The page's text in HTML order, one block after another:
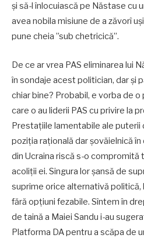
și să-l înlocuiască pe Năstase cu
avea nobila misiune de a zăvorî
pune cheia ”sub chetricică”.
De ce ar vrea PAS eliminarea lui
în sondaje acest politician, dar și
chiar bine? Probabil, e vorba de
care o au liderii PAS cu privire la
Prestațiile lamentabile ale puterii
poziția rațională dar șovăielnică
din Ucraina riscă s-o compromită
acoliții ei. Singura lor șansă de
suprime orice alternativă politică,
fără opțiuni fezabile. Sîntem în
de taină a Maiei Sandu i-au
Platforma DA pentru a scăpa de